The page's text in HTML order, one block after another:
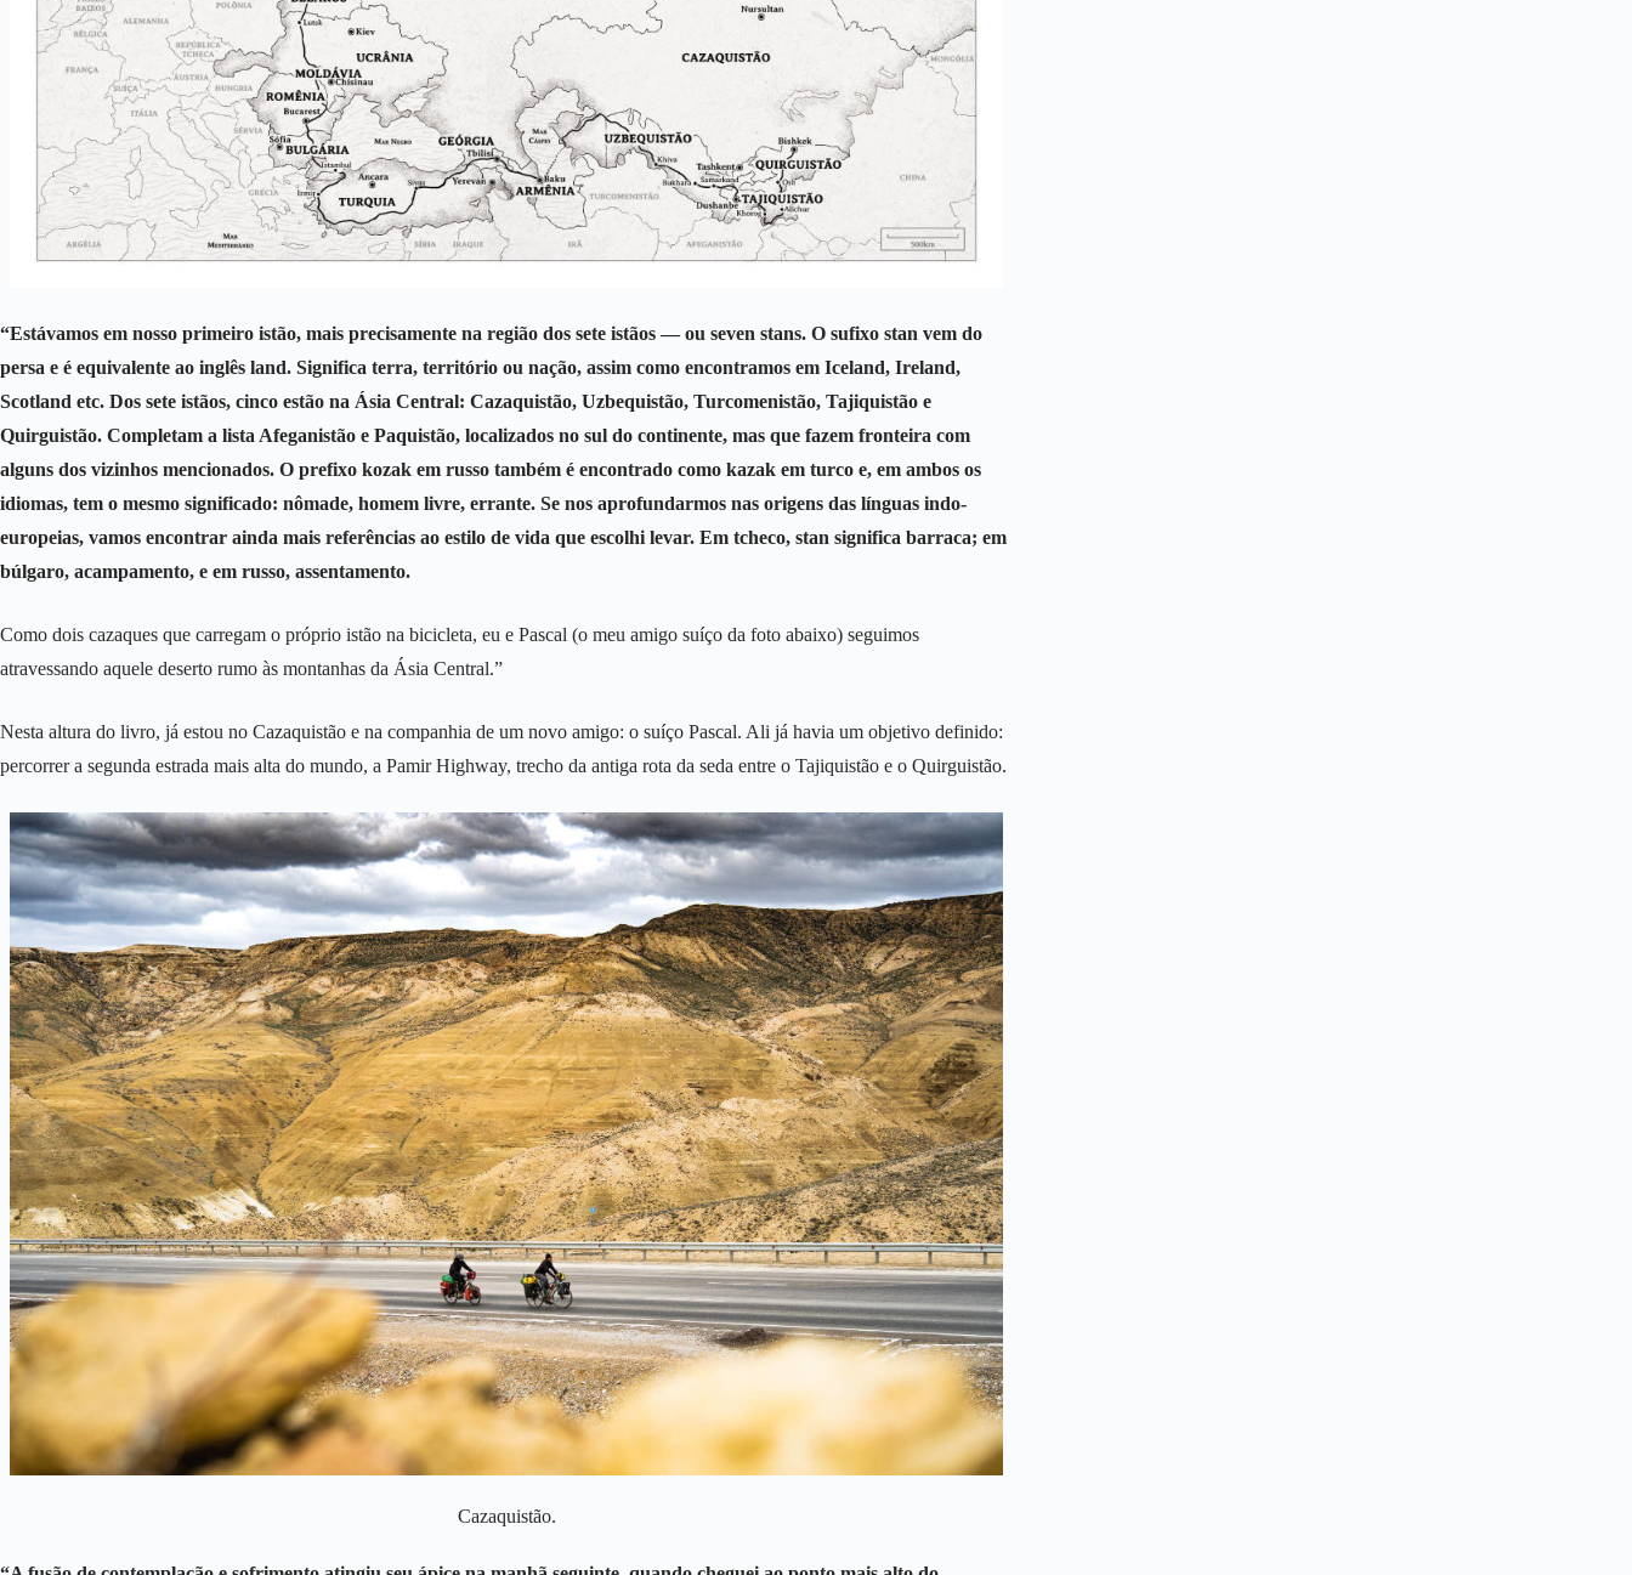
“Estávamos em nosso primeiro istão, mais precisamente na região dos sete istãos — ou seven stans. O sufixo stan vem do
persa e é equivalente ao inglês land. Significa terra, território ou nação, assim como encontramos em Iceland, Ireland,
Scotland etc. Dos sete istãos, cinco estão na Ásia Central: Cazaquistão, Uzbequistão, Turcomenistão, Tajiquistão e
Quirguistão. Completam a lista Afeganistão e Paquistão, localizados no sul do continente, mas que fazem fronteira com
alguns dos vizinhos mencionados. O prefixo kozak em russo também é encontrado como kazak em turco e, em ambos os
idiomas, tem o mesmo significado: nômade, homem livre, errante. Se nos aprofundarmos nas origens das línguas indo-
europeias, vamos encontrar ainda mais referências ao estilo de vida que escolhi levar. Em tcheco, stan significa barraca; em
búlgaro, acampamento, e em russo, assentamento.
Como dois cazaques que carregam o próprio istão na bicicleta, eu e Pascal (o meu amigo suíço da foto abaixo) seguimos
atravessando aquele deserto rumo às montanhas da Ásia Central.”
Nesta altura do livro, já estou no Cazaquistão e na companhia de um novo amigo: o suíço Pascal. Ali já havia um objetivo definido:
percorrer a segunda estrada mais alta do mundo, a Pamir Highway, trecho da antiga rota da seda entre o Tajiquistão e o Quirguistão.
Cazaquistão.